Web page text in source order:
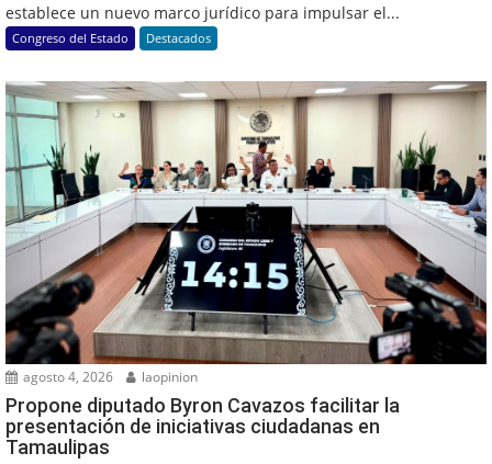
establece un nuevo marco jurídico para impulsar el...
Congreso del Estado Destacados
agosto 4, 2026 laopinion
Propone diputado Byron Cavazos facilitar la
presentación de iniciativas ciudadanas en
Tamaulipas